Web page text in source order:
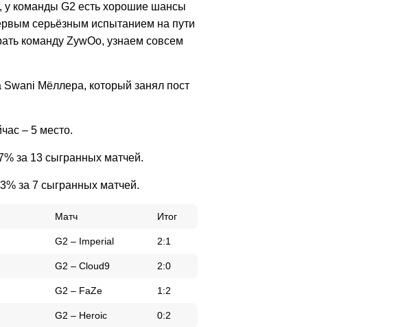
у команды G2 есть хорошие шансы
серьёзным испытанием на пути
команду ZywOo, узнаем совсем
Мёллера, который занял пост
– 5 место.
за 13 сыгранных матчей.
за 7 сыгранных матчей.
Матч Итог
G2 – Imperial 2:1
G2 – Cloud9 2:0
G2 – FaZe 1:2
G2 – Heroic 0:2